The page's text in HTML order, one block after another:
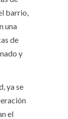
barrio,
una
de
y
ya se
el